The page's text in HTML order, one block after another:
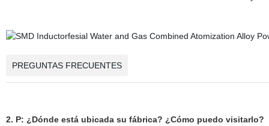
PREGUNTAS FRECUENTES
2. P: ¿Dónde está ubicada su fábrica? ¿Cómo puedo visitarlo?